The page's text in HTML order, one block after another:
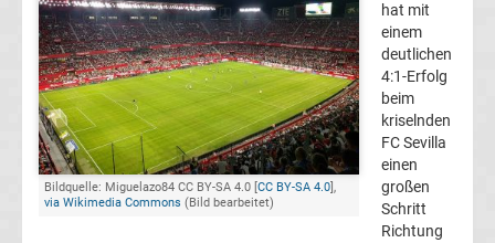
Pokal
Champions
League
Europa
Bildquelle: Miguelazo84 CC BY-SA 4.0 [CC BY-SA 4.0],
via Wikimedia Commons (Bild bearbeitet)
hat mit
einem
deutlichen
4:1-Erfolg
beim
kriselnden
FC Sevilla
einen
großen
Schritt
Richtung